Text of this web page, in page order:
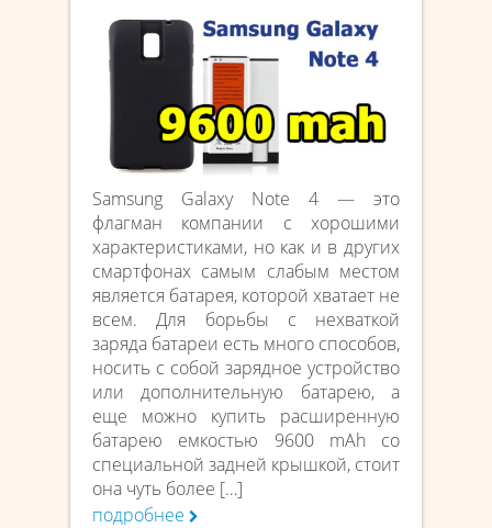
Samsung Galaxy Note 4 — это
флагман компании с хорошими
характеристиками, но как и в других
смартфонах самым слабым местом
является батарея, которой хватает не
всем. Для борьбы с нехваткой
заряда батареи есть много способов,
носить с собой зарядное устройство
или дополнительную батарею, а
еще можно купить расширенную
батарею емкостью 9600 mAh со
специальной задней крышкой, стоит
она чуть более […]
подробнее